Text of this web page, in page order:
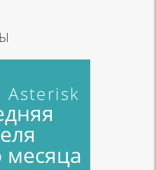
Asterisk
месяца